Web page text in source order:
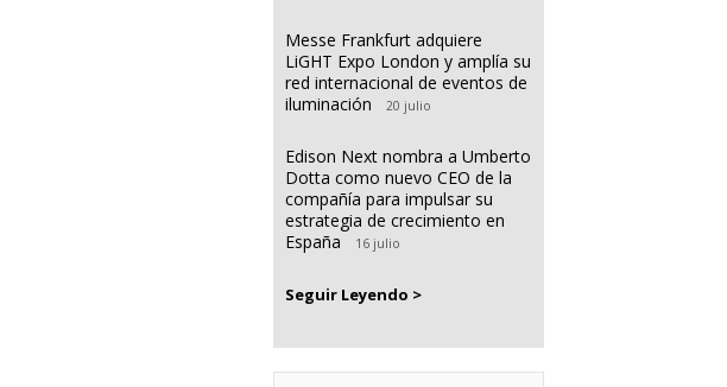
Messe Frankfurt adquiere
LiGHT Expo London y amplía su
red internacional de eventos de
iluminación
20 julio
Edison Next nombra a Umberto
Dotta como nuevo CEO de la
compañía para impulsar su
estrategia de crecimiento en
España
16 julio
Seguir Leyendo >